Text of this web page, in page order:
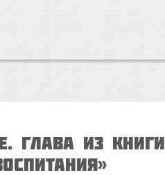
Глава из книги